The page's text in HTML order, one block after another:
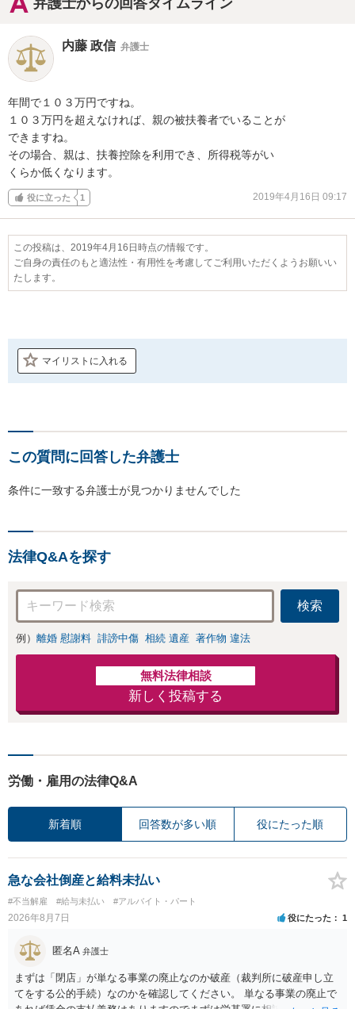
弁護士からの回答タイムライン
内藤 政信 弁護士
年間で１０３万円ですね。
１０３万円を超えなければ、親の被扶養者でいることが
できますね。
その場合、親は、扶養控除を利用でき、所得税等がい
くらか低くなります。
役に立った 1 2019年4月16日 09:17
この投稿は、2019年4月16日時点の情報です。
ご自身の責任のもと適法性・有用性を考慮してご利用いただくようお願いい
たします。
マイリストに入れる
この質問に回答した弁護士
条件に一致する弁護士が見つかりませんでした
法律Q&Aを探す
検索
例） 離婚 慰謝料 誹謗中傷 相続 遺産 著作物 違法
無料法律相談
新しく投稿する
労働・雇用の法律Q&A
新着順 回答数が多い順 役にたった順
急な会社倒産と給料未払い
#不当解雇 #給与未払い #アルバイト・パート
2026年8月7日 役にたった 1
匿名A 弁護士
まずは「閉店」が単なる事業の廃止なのか破産（裁判所に破産申し立
てをする公的手続）なのかを確認してください。 単なる事業の廃止で